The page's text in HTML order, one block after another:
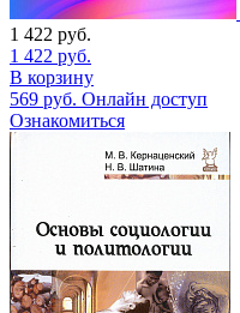
1 422 руб.
1 422 руб.
В корзину
569 руб. Онлайн доступ
Ознакомиться